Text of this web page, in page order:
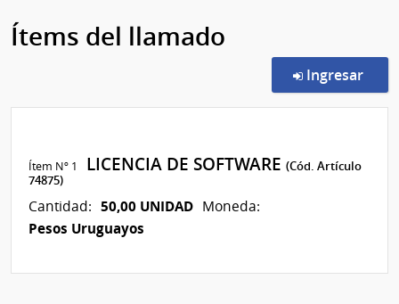
Ítems del llamado
Ingresar
Ítem Nº 1 LICENCIA DE SOFTWARE(Cód. Artículo
74875)
Cantidad: 50,00 UNIDAD Moneda:
Pesos Uruguayos